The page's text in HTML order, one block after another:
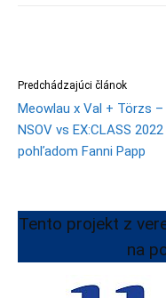
Predchádzajúci článok
Meowlau x Val + Törzs –
NSOV vs EX:CLASS 2022
pohľadom Fanni Papp
Tento projekt z
na